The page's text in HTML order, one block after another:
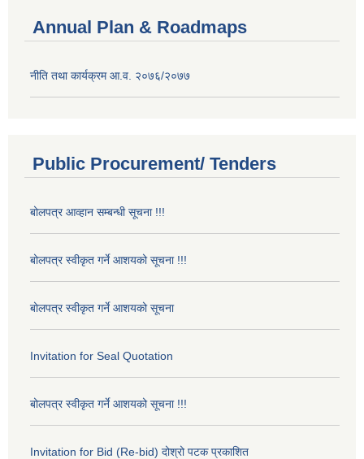
Annual Plan & Roadmaps
नीति तथा कार्यक्रम आ.व. २०७६/२०७७
Public Procurement/ Tenders
बोलपत्र आव्हान सम्बन्धी सूचना !!!
बोलपत्र स्वीकृत गर्ने आशयको सूचना !!!
बोलपत्र स्वीकृत गर्ने आशयको सूचना
Invitation for Seal Quotation
बोलपत्र स्वीकृत गर्ने आशयको सूचना !!!
Invitation for Bid (Re-bid) दोश्रो पटक प्रकाशित